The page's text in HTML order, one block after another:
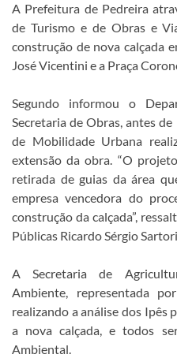
A Prefeitura de Pedreira
de Turismo e de Obras e
construção de nova calçada
José Vicentini e a Praça
Segundo informou o
Secretaria de Obras, antes
de Mobilidade Urbana
extensão da obra. “O
retirada de guias da área
empresa vencedora do
construção da calçada”,
Públicas Ricardo Sérgio
A Secretaria de
Ambiente, representada
realizando a análise dos Ipês
a nova calçada, e todos
Ambiental.